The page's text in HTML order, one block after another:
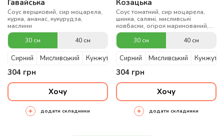
Гавайська
Соус вершковий, сир моцарела,
курка, ананас, кукурудза,
маслини
30 см
40 см
Сирний Мисливський Кунжутний
304 грн
Хочу
додати складники
Козацька
Соус томатний, сир моцарела,
шинка, салямі, мисливські
ковбаски, огірок маринований,
цибуля, чилі
30 см
40 см
Сирний Мисливський
304 грн
Хочу
додати складники